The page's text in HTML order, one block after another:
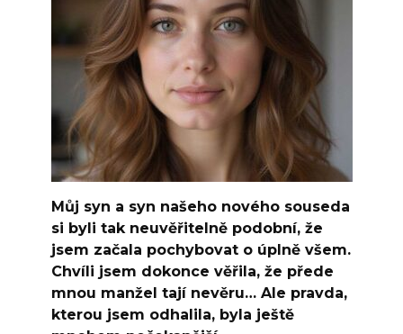
Můj syn a syn našeho nového souseda
si byli tak neuvěřitelně podobní, že
jsem začala pochybovat o úplně všem.
Chvíli jsem dokonce věřila, že přede
mnou manžel tají nevěru… Ale pravda,
kterou jsem odhalila, byla ještě